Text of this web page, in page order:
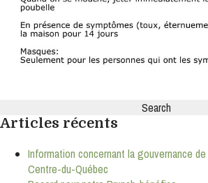
Articles récents
Information concernant la gouvernance
Centre-du-Québec